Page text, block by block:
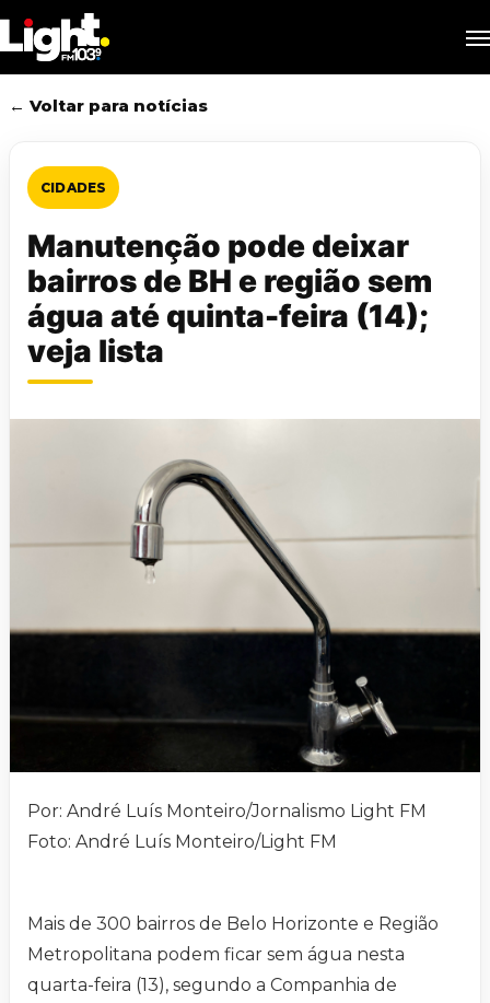
to
main
content
← Voltar para notícias
CIDADES
Manutenção pode deixar
bairros de BH e região sem
água até quinta-feira (14);
veja lista
Por: André Luís Monteiro/Jornalismo Light FM
Foto: André Luís Monteiro/Light FM
Mais de 300 bairros de Belo Horizonte e Região
Metropolitana podem ficar sem água nesta
quarta-feira (13), segundo a Companhia de